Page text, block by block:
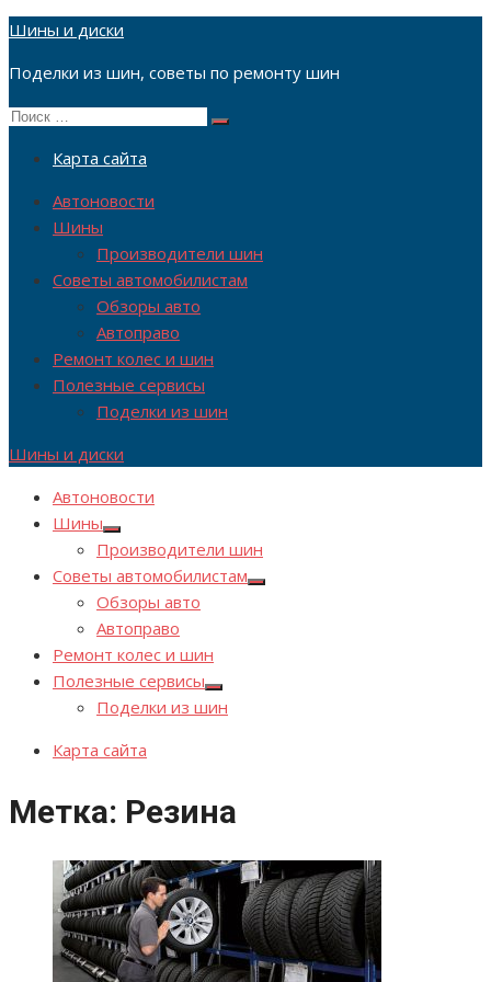
Перейти
содержимому
Шины и диски
Поделки из шин, советы по ремонту шин
Поиск
Поиск
Карта сайта
Автоновости
Шины
Производители шин
Советы автомобилистам
Обзоры авто
Автоправо
Ремонт колес и шин
Полезные сервисы
Поделки из шин
Шины и диски
Автоновости
Шины
Показывать
подменю
Производители шин
Советы автомобилистам
Показывать
Обзоры авто
Автоправо
Ремонт колес и шин
Полезные сервисы
Показывать
подменю
Поделки из шин
Карта сайта
Метка: Резина